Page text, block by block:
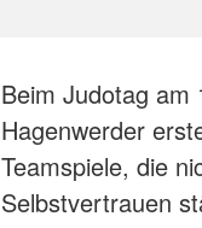
Beim Judotag am
Hagenwerder
Teamspiele, die
Selbstvertrauen